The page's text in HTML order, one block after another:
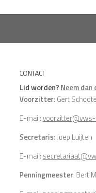
CONTACT
Lid worden? Neem
Voorzitter: Gert
E-mail:
Secretaris: Joep Luijten
E-mail:
Penningmeester: Bert